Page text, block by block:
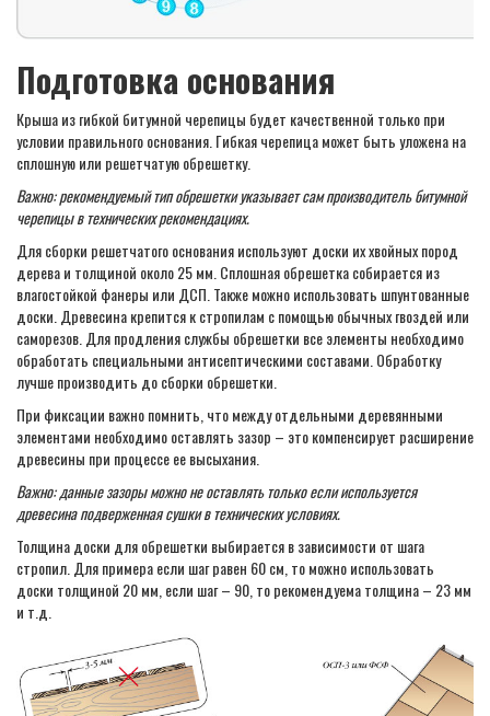
Подготовка основания
Крыша из гибкой битумной черепицы будет качественной только при
условии правильного основания. Гибкая черепица может быть уложена на
сплошную или решетчатую обрешетку.
Важно: рекомендуемый тип обрешетки указывает сам производитель битумной
черепицы в технических рекомендациях.
Для сборки решетчатого основания используют доски их хвойных пород
дерева и толщиной около 25 мм. Сплошная обрешетка собирается из
влагостойкой фанеры или ДСП. Также можно использовать шпунтованные
доски. Древесина крепится к стропилам с помощью обычных гвоздей или
саморезов. Для продления службы обрешетки все элементы необходимо
обработать специальными антисептическими составами. Обработку
лучше производить до сборки обрешетки.
При фиксации важно помнить, что между отдельными деревянными
элементами необходимо оставлять зазор – это компенсирует расширение
древесины при процессе ее высыхания.
Важно: данные зазоры можно не оставлять только если используется
древесина подверженная сушки в технических условиях.
Толщина доски для обрешетки выбирается в зависимости от шага
стропил. Для примера если шаг равен 60 см, то можно использовать
доски толщиной 20 мм, если шаг – 90, то рекомендуема толщина – 23 мм
и т.д.